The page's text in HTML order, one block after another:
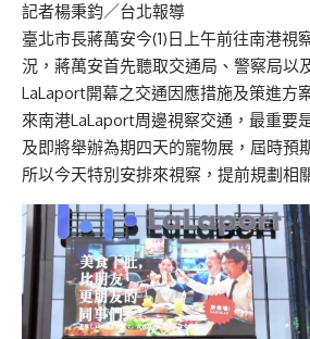
記者楊秉鈞／台北報導
臺北市長蔣萬安今(1)日上午前往南港視
況，蔣萬安首先聽取交通局、警察局以
LaLaport開幕之交通因應措施及策進方
來南港LaLaport周邊視察交通，最重要
及即將舉辦為期四天的寵物展，屆時預
所以今天特別安排來視察，提前規劃相